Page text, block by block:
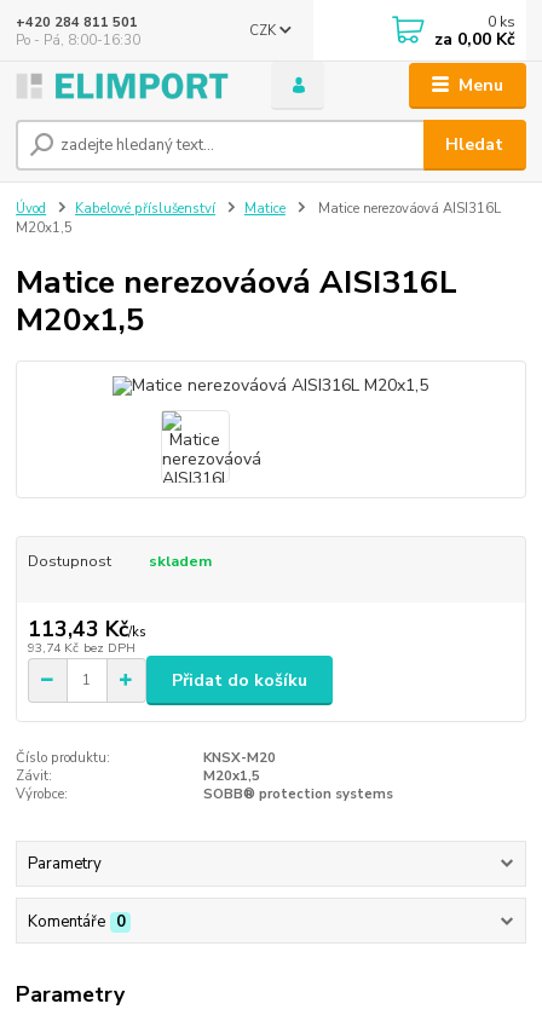
Menu
CZK
Hledat
+420 284 811 501
Po - Pá, 8:00-16:30
0 ks
za 0,00 Kč
Úvod Kabelové příslušenství Matice
Matice nerezováová AISI316L
M20x1,5
Matice nerezováová AISI316L
M20x1,5
Dostupnost skladem
113,43 Kč/ks
93,74 Kč bez DPH
Přidat do košíku
Číslo produktu:
KNSX-M20
Závit:
M20x1,5
Výrobce:
SOBB® protection systems
Parametry
Komentáře 0
Parametry